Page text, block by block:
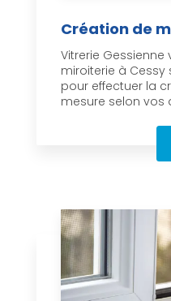
Création de
Vitrerie
miroiterie à
pour effectuer la
mesure selon vos